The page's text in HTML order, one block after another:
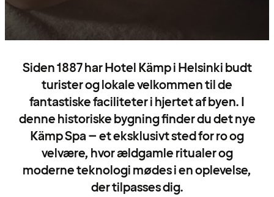
Siden 1887 har Hotel Kämp i Helsinki budt
turister og lokale velkommen til de
fantastiske faciliteter i hjertet af byen. I
denne historiske bygning finder du det nye
Kämp Spa – et eksklusivt sted for ro og
velvære, hvor ældgamle ritualer og
moderne teknologi mødes i en oplevelse,
der tilpasses dig.